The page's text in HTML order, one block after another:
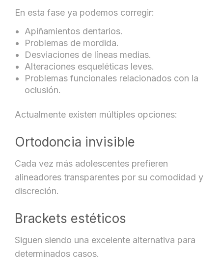
En esta fase ya podemos corregir:
Apiñamientos dentarios.
Problemas de mordida.
Desviaciones de líneas medias.
Alteraciones esqueléticas leves.
Problemas funcionales relacionados con la
oclusión.
Actualmente existen múltiples opciones:
Ortodoncia invisible
Cada vez más adolescentes prefieren
alineadores transparentes por su comodidad y
discreción.
Brackets estéticos
Siguen siendo una excelente alternativa para
determinados casos.